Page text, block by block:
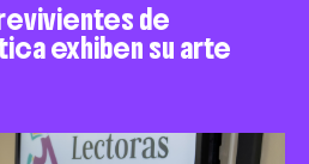
de
exhiben su arte